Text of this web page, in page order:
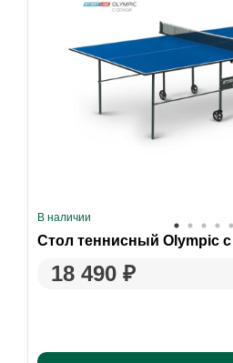
В наличии
Стол теннисный Olympic
18 490 ₽